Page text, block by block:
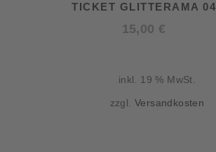
TICKET GLITTERAMA 04
15,00 €
inkl. 19 % MwSt.
zzgl.Versandkosten